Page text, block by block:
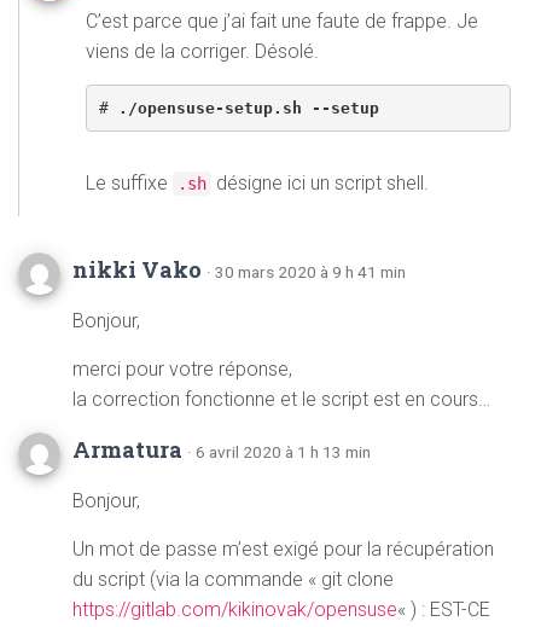
C’est parce que j’ai fait une faute de frappe. Je
viens de la corriger. Désolé.
# ./opensuse-setup.sh --setup
Le suffixe .sh désigne ici un script shell.
nikki Vako · 30 mars 2020 à 9 h 41 min
Bonjour,
merci pour votre réponse,
la correction fonctionne et le script est en cours…
Armatura · 6 avril 2020 à 1 h 13 min
Bonjour,
Un mot de passe m’est exigé pour la récupération
du script (via la commande « git clone
https://gitlab.com/kikinovak/opensuse« ) : EST-CE